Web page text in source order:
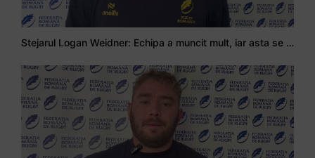
Stejarul Logan Weidner: Echipa a muncit mult, iar asta se va vedea în meciurile de la Nations Cup